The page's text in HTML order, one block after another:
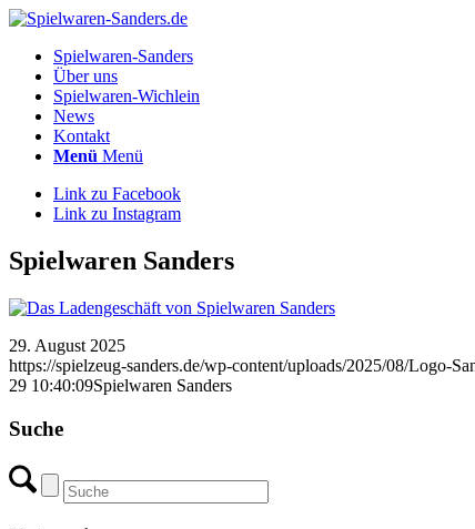
Spielwaren-Sanders
Über uns
Spielwaren-Wichlein
News
Kontakt
Menü Menü
Link zu Facebook
Link zu Instagram
Spielwaren Sanders
29. August 2025
https://spielzeug-sanders.de/wp-content/uploads/2025/08/Logo-
29 10:40:09Spielwaren Sanders
Suche